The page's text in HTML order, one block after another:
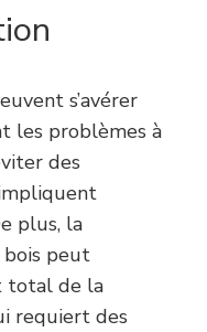
s’avérer
les problèmes à
des
plus, la
peut
total de la
requiert des